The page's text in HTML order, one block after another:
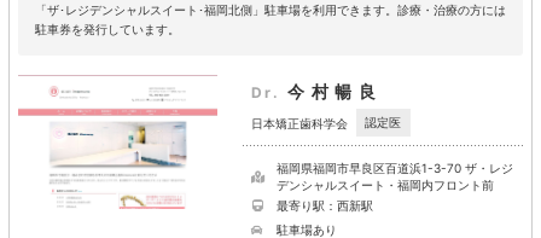
「ザ･レジデンシャルスイート･福岡北側」駐車場を利用できます。診療・治療の方には
駐車券を発行しています。
Dr. 今村暢良
日本矯正歯科学会 認定医
福岡県福岡市早良区百道浜1-3-70 ザ・レジ
デンシャルスイート・福岡内フロント前
最寄り駅：西新駅
駐車場あり